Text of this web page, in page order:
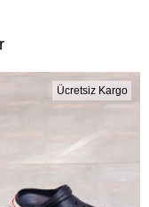
Ücretsiz Kargo